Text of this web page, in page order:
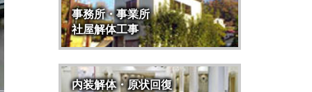
事務所・事業所
社屋解体工事
内装解体・原状回復